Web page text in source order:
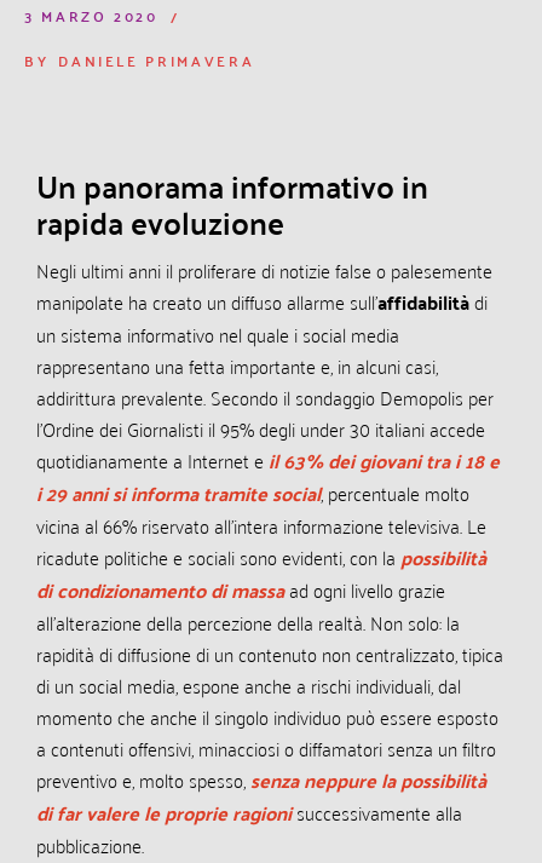
3 MARZO 2020
BY DANIELE PRIMAVERA
Un panorama informativo in
rapida evoluzione
Negli ultimi anni il proliferare di notizie false o palesemente
manipolate ha creato un diffuso allarme sull’affidabilitàdi
un sistema informativo nel quale i social media
rappresentano una fetta importante e, in alcuni casi,
addirittura prevalente. Secondo il sondaggio Demopolis per
l’Ordine dei Giornalisti il 95% degli under 30 italiani accede
quotidianamente a Internet eil 63% dei giovani tra i 18 e
i 29 anni si informa tramite social, percentuale molto
vicina al 66% riservato all’intera informazione televisiva. Le
ricadute politiche e sociali sono evidenti, con la possibilità
di condizionamento di massaad ogni livello grazie
all’alterazione della percezione della realtà. Non solo: la
rapidità di diffusione di un contenuto non centralizzato, tipica
di un social media, espone anche a rischi individuali, dal
momento che anche il singolo individuo può essere esposto
a contenuti offensivi, minacciosi o diffamatori senza un filtro
preventivo e, molto spesso,senza neppure la possibilità
di far valere le proprie ragionisuccessivamente alla
pubblicazione.